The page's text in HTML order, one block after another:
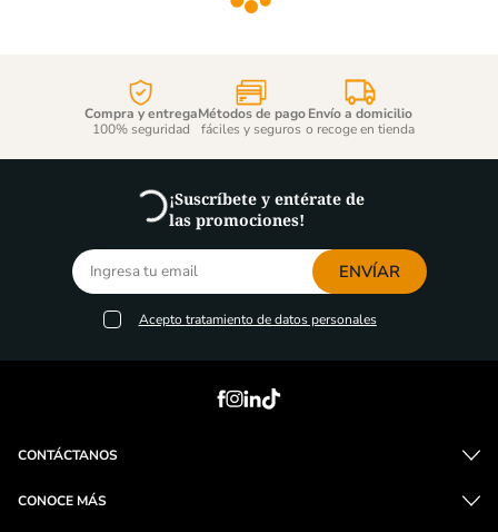
Compra y entrega
100% seguridad
Métodos de pago
fáciles y seguros
Envío a domicilio
o recoge en tienda
¡Suscríbete y entérate de
las promociones!
ENVÍAR
Acepto tratamiento de datos personales
CONTÁCTANOS
CONOCE MÁS